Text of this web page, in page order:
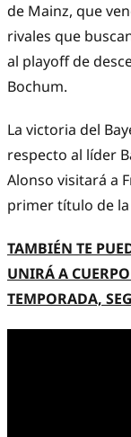
de Mainz, que
rivales que
al playoff de
Bochum.
La victoria del
respecto al líder
Alonso visitará a
primer título de
TAMBIÉN TE
UNIRÁ A
TEMPORADA,